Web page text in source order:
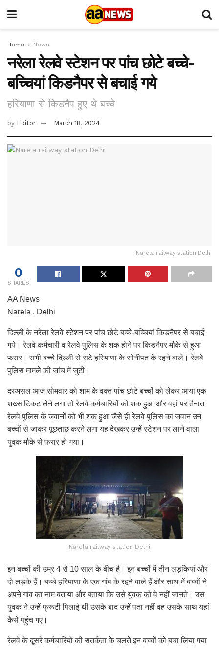
Home News
नरेला रेलवे स्टेशन पर पांच छोटे बच्चे-
बच्चियां किडनैपर से बचाई गये
हरियाणा से किडनैप हुए थे बच्चे
by Editor March 18, 2024
Narela railway station Delhi
0
SHARES
AA News
Narela , Delhi
दिल्ली के नरेला रेलवे स्टेशन पर पांच छोटे बच्चे-बच्चियां किडनैपर से बचाई
गये। रेलवे कर्मचारी व रेलवे पुलिस के शक होने पर किडनैपर मौके से हुआ
फरार। सभी बच्चे दिल्ली से सटे हरियाणा के सोनीपत के रहने वाले। रेलवे
पुलिस मामले की जांच में जुटी।
दरअसल आज सोमवार को शाम के वक्त पांच छोटे बच्चों को लेकर आया एक
शख्स टिकट लेने लगा तो रेलवे कर्मचारियों को शक हुआ और वहां पर तैनात
रेलवे पुलिस के जवानों को भी शक हुआ जैसे ही रेलवे पुलिस का जवान उन
बच्चों से जाकर पूछताछ करने लगा यह देखकर उन्हें स्टेशन पर लाने वाला
युवक मौके से फरार हो गया।
Narela railway station Delhi
इन बच्चों की उम्र 4 से 10 साल के बीच है। इन बच्चों में तीन लड़कियां और
दो लड़के हैं। बच्चे हरियाणा के एक गांव के रहने वाले हैं और साथ में बच्चों ने
अपने गांव का नाम बताया और बताया कि उसे युवक को वे नहीं जानते। उस
युवक ने उन्हें फ्रूटी पिलाई थी उसके बाद उन्हें पता नहीं वह उसके साथ यहां
कैसे पहुंच गए।
रेलवे के दूसरे कर्मचारियों की सतर्कता के चलते इन बच्चों को बचा लिया गया